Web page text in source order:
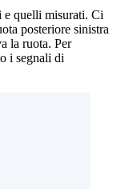
e quelli misurati. Ci
posteriore sinistra
la ruota. Per
i segnali di